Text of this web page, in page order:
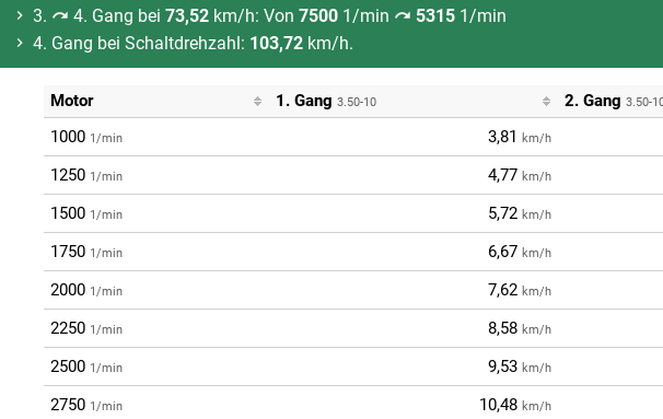
3.
4. Gang bei 73,52 km/h: Von 7500 1/min 5315 1/min
4. Gang bei Schaltdrehzahl: 103,72 km/h.
Motor 1. Gang 3.50-10 2. Gang 3.50-
1000 1/min 3,81 km/h
1250 1/min 4,77 km/h
1500 1/min 5,72 km/h
1750 1/min 6,67 km/h
2000 1/min 7,62 km/h
2250 1/min 8,58 km/h
2500 1/min 9,53 km/h
2750 1/min 10,48 km/h